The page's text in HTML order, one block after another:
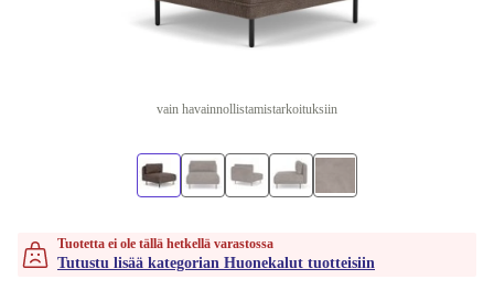
vain havainnollistamistarkoituksiin
Tuotetta ei ole tällä hetkellä varastossa
Tutustu lisää kategorian Huonekalut tuotteisiin